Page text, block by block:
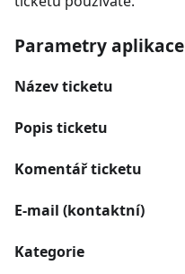
Parametry aplikace
Název ticketu
Popis ticketu
Komentář ticketu
E-mail (kontaktní)
Kategorie